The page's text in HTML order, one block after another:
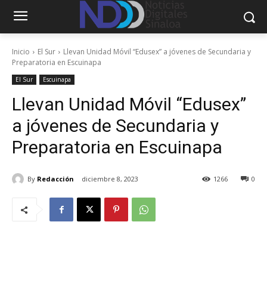
Inicio El Sur
Llevan Unidad Móvil “Edusex” a jóvenes de Secundaria y
Preparatoria en Escuinapa
El Sur Escuinapa
Llevan Unidad Móvil “Edusex”
a jóvenes de Secundaria y
Preparatoria en Escuinapa
By Redacción diciembre 8, 2023 0
1266